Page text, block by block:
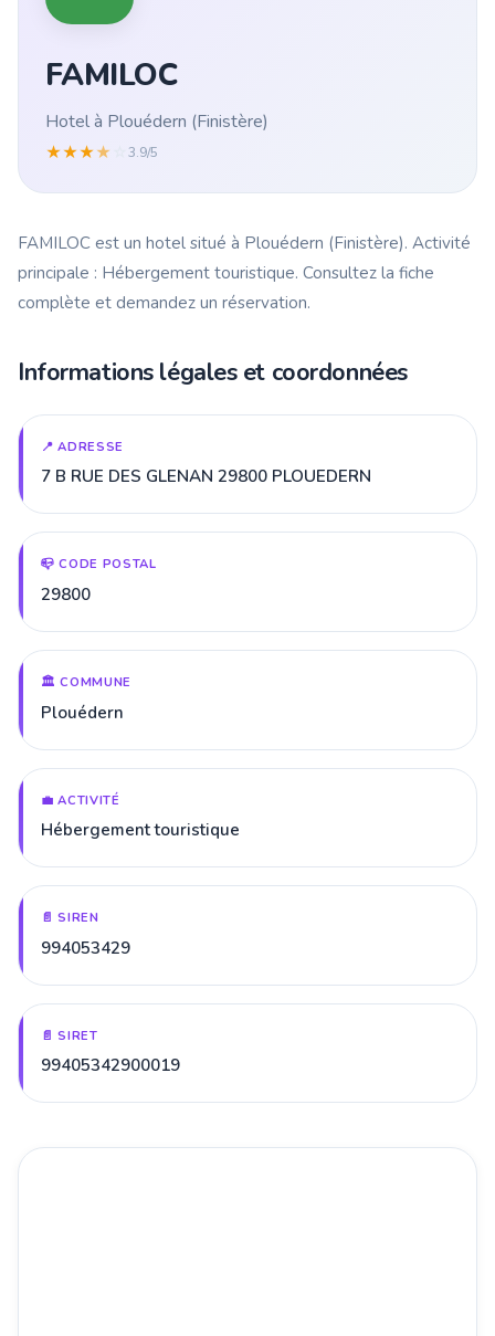
FAMILOC
Hotel à Plouédern (Finistère)
★★★★ 3.9/5
FAMILOC est un hotel situé à Plouédern (Finistère). Activité
principale : Hébergement touristique. Consultez la fiche
complète et demandez un réservation.
Informations légales et coordonnées
📍 ADRESSE
7 B RUE DES GLENAN 29800 PLOUEDERN
📪 CODE POSTAL
29800
🏛️ COMMUNE
Plouédern
💼 ACTIVITÉ
Hébergement touristique
📄 SIREN
994053429
📄 SIRET
99405342900019